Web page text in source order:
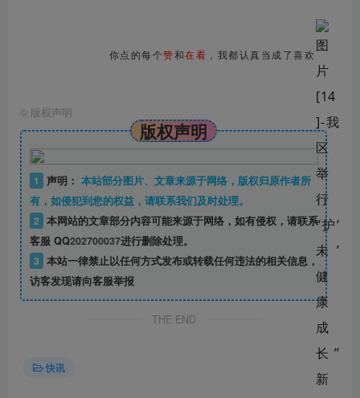
你点的每个赞和在看 ，我都认真当成了喜欢
© 版权声明
版权声明
1 声明： 本站部分图片、文章来源于网络，版权归原作者所
有，如侵犯到您的权益，请联系我们及时处理。
2 本网站的文章部分内容可能来源于网络，如有侵权，请联系
客服 QQ202700037进行删除处理。
3 本站一律禁止以任何方式发布或转载任何违法的相关信息，
访客发现请向客服举报
THE END
快讯